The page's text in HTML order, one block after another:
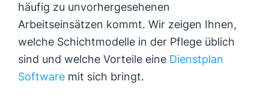
häufig zu unvorhergesehenen
Arbeitseinsätzen kommt. Wir zeigen Ihnen,
welche Schichtmodelle in der Pflege üblich
sind und welche Vorteile eine Dienstplan
Software mit sich bringt.